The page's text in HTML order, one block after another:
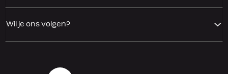
Wil je ons volgen?